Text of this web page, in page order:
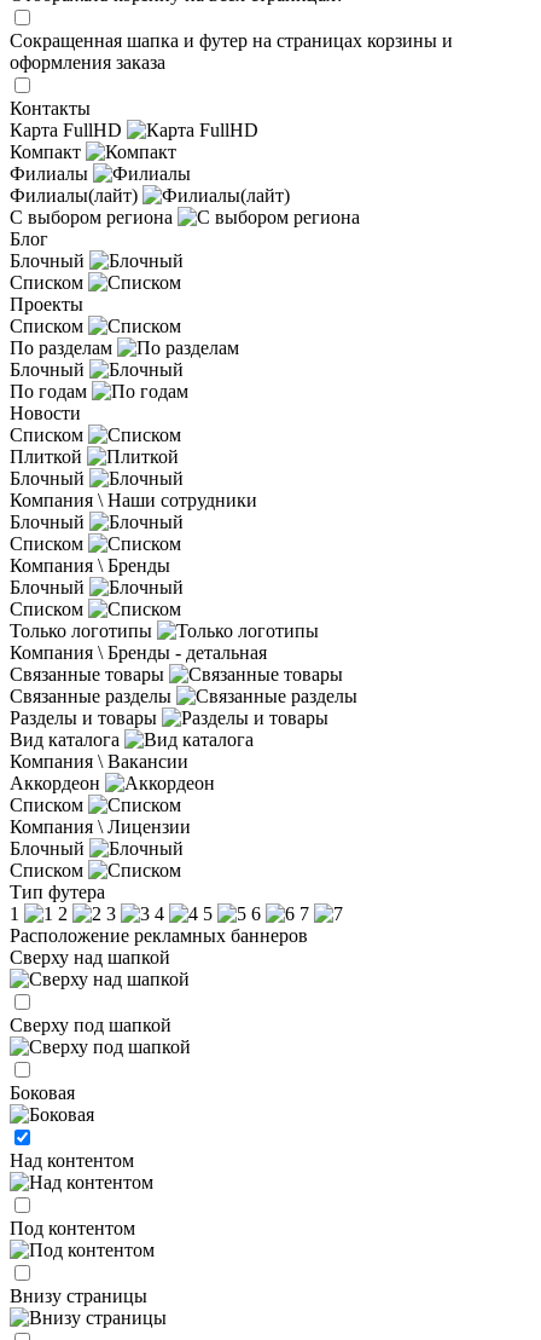
Сокращенная шапка и футер на страницах корзины и
оформления заказа
Контакты
Карта FullHD
Компакт
Филиалы
Филиалы(лайт)
С выбором региона
Блог
Блочный
Списком
Проекты
Списком
По разделам
Блочный
По годам
Новости
Списком
Плиткой
Блочный
Компания \ Наши сотрудники
Блочный
Списком
Компания \ Бренды
Блочный
Списком
Только логотипы
Компания \ Бренды - детальная
Связанные товары
Связанные разделы
Разделы и товары
Вид каталога
Компания \ Вакансии
Аккордеон
Списком
Компания \ Лицензии
Блочный
Списком
Тип футера
1
2 3 4 5 6
7
Расположение рекламных баннеров
Сверху над шапкой
Сверху под шапкой
Боковая
Над контентом
Под контентом
Внизу страницы